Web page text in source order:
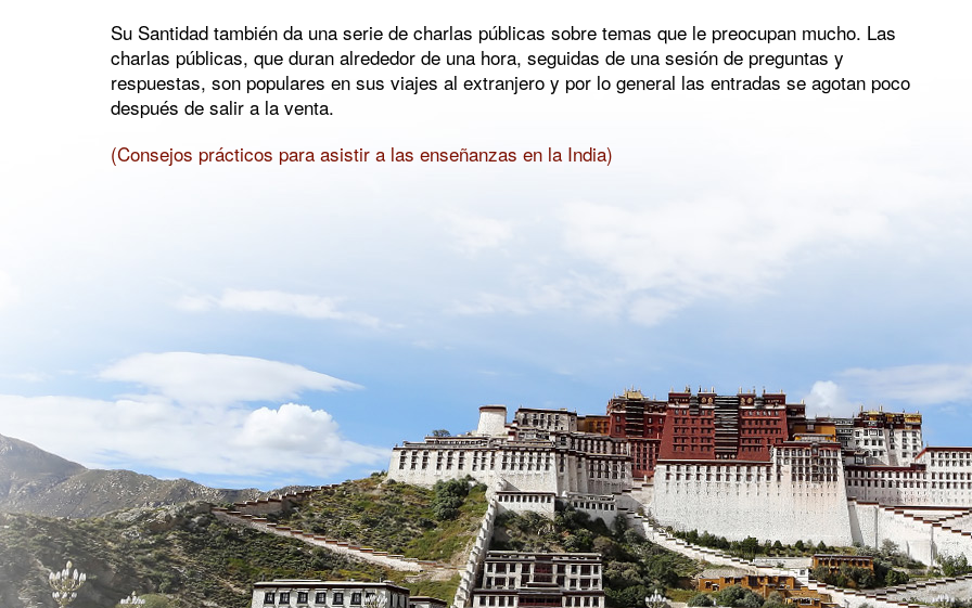
Su Santidad también da una serie de charlas públicas sobre temas que le preocupan mucho. Las
charlas públicas, que duran alrededor de una hora, seguidas de una sesión de preguntas y
respuestas, son populares en sus viajes al extranjero y por lo general las entradas se agotan poco
después de salir a la venta.
(Consejos prácticos para asistir a las enseñanzas en la India)